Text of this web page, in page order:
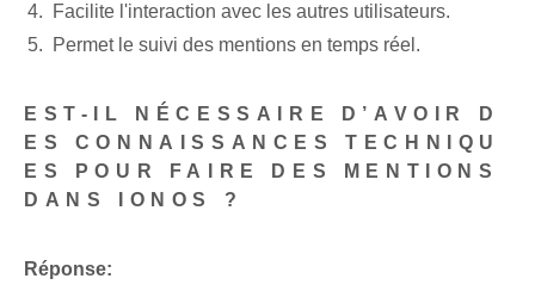
Facilite l'interaction avec les autres utilisateurs.
Permet le suivi des mentions en temps réel.
EST-IL NÉCESSAIRE D’AVOIR D
ES CONNAISSANCES TECHNIQU
ES POUR FAIRE DES MENTIONS
DANS IONOS ?
Réponse: